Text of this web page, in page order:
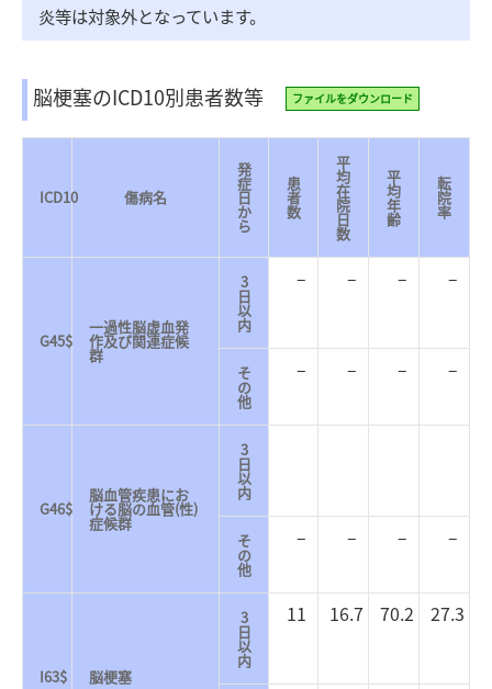
炎等は対象外となっています。
脳梗塞のICD10別患者数等 ファイルをダウンロード
ICD10 傷病名
発
症
日
か
ら
患
者
数
平
均
在
院
日
数
平
均
年
齢
転
院
率
G45$
一過性脳虚血発
作及び関連症候
群
3
日
以
内
– – – –
そ
の
他
– – – –
G46$
脳血管疾患にお
ける脳の血管(性)
症候群
3
日
以
内
そ
の
他
– – – –
I63$ 脳梗塞
3
日
以
内
11 16.7 70.2 27.3